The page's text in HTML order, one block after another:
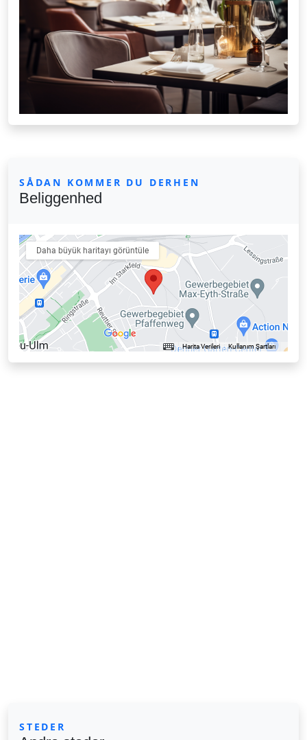
SÅDAN KOMMER DU DERHEN
Beliggenhed
STEDER